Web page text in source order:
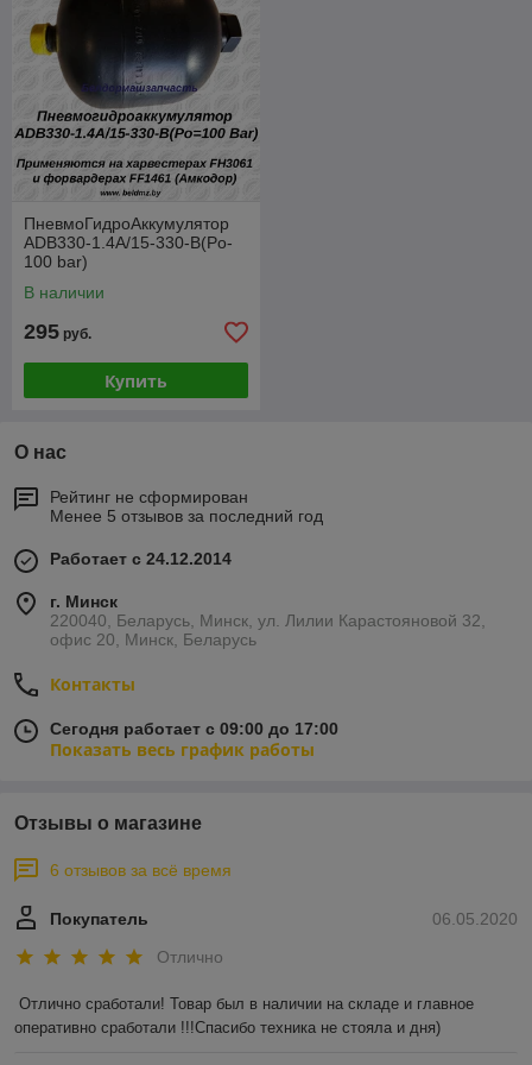
ПневмоГидроАккумулятор
ADB330-1.4А/15-330-В(Po-
100 bar)
В наличии
295 руб.
Купить
О нас
Рейтинг не сформирован
Менее 5 отзывов за последний год
Работает с 24.12.2014
г. Минск
220040, Беларусь, Минск, ул. Лилии Карастояновой 32,
офис 20, Минск, Беларусь
Контакты
Сегодня работает с 09:00 до 17:00
Показать весь график работы
Отзывы о магазине
6 отзывов за всё время
06.05.2020
Покупатель
Отлично
Отлично сработали! Товар был в наличии на складе и главное
оперативно сработали !!!Спасибо техника не стояла и дня)